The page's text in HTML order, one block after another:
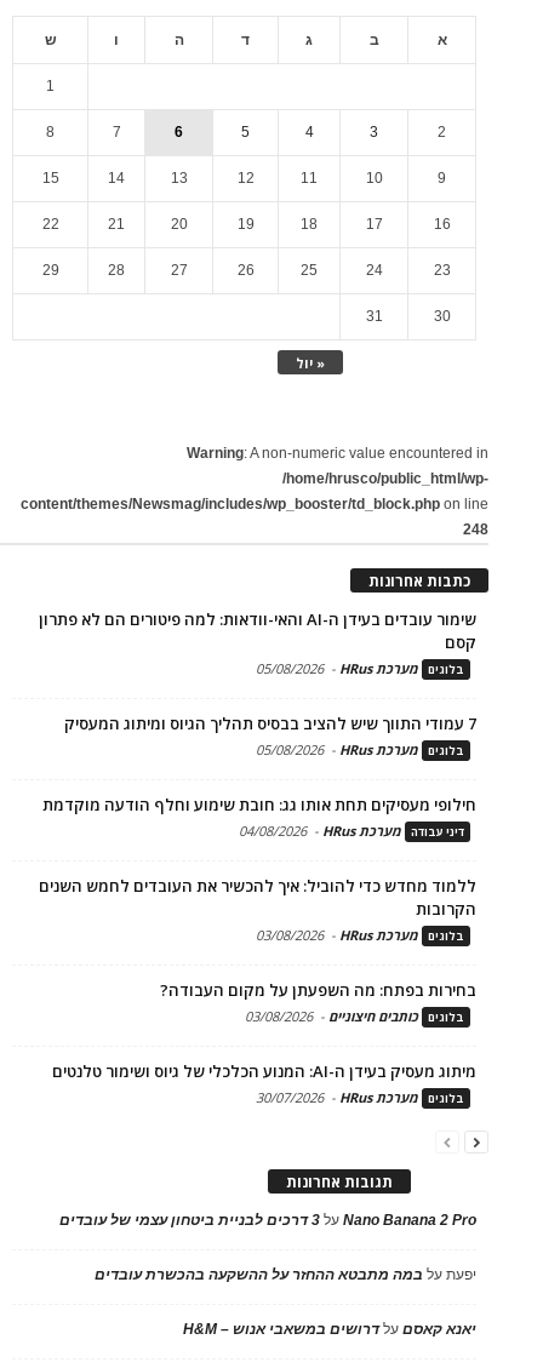
א ב ג ד ה ו ש
« יול
1
2
3
4
5
6
7
8
9
10
11
12
13
14
15
16
17
18
19
20
21
22
23
24
25
26
27
28
29
30
31
Warning: A non-numeric value encountered in
/home/hrusco/public_html/wp-
content/themes/Newsmag/includes/wp_booster/td_block.php on line
248
כתבות אחרונות
שימור עובדים בעידן ה-AI והאי-וודאות: למה פיטורים הם לא פתרון
קסם
בלוגים מערכת HRus -
05/08/2026
7 עמודי התווך שיש להציב בבסיס תהליך הגיוס ומיתוג המעסיק
בלוגים מערכת HRus -
05/08/2026
חילופי מעסיקים תחת אותו גג: חובת שימוע וחלף הודעה מוקדמת
דיני עבודה מערכת HRus -
04/08/2026
ללמוד מחדש כדי להוביל: איך להכשיר את העובדים לחמש השנים
הקרובות
בלוגים מערכת HRus -
03/08/2026
בחירות בפתח: מה השפעתן על מקום העבודה?
בלוגים כותבים חיצוניים -
03/08/2026
מיתוג מעסיק בעידן ה-AI: המנוע הכלכלי של גיוס ושימור טלנטים
בלוגים מערכת HRus -
30/07/2026
תגובות אחרונות
Nano Banana 2 Proעל 3 דרכים לבניית ביטחון עצמי של עובדים
יפעתעל במה מתבטא ההחזר על ההשקעה בהכשרת עובדים
יאנא קאסםעלדרושים במשאבי אנוש – H&M